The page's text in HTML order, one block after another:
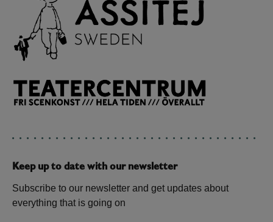
Keep up to date with our newsletter
Subscribe to our newsletter and get updates about
everything that is going on